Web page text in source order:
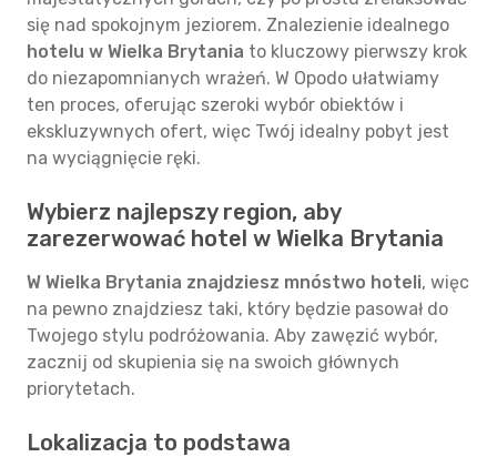
się nad spokojnym jeziorem. Znalezienie idealnego
hotelu w Wielka Brytania to kluczowy pierwszy krok
do niezapomnianych wrażeń. W Opodo ułatwiamy
ten proces, oferując szeroki wybór obiektów i
ekskluzywnych ofert, więc Twój idealny pobyt jest
na wyciągnięcie ręki.
Wybierz najlepszy region, aby
zarezerwować hotel w Wielka Brytania
W Wielka Brytania znajdziesz mnóstwo hoteli, więc
na pewno znajdziesz taki, który będzie pasował do
Twojego stylu podróżowania. Aby zawęzić wybór,
zacznij od skupienia się na swoich głównych
priorytetach.
Lokalizacja to podstawa